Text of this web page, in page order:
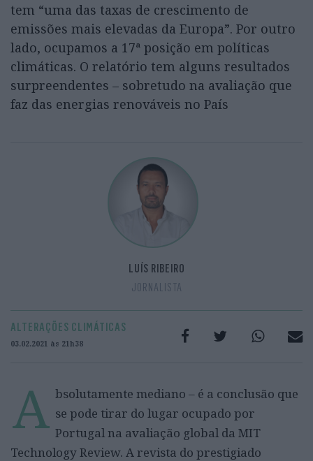
tem “uma das taxas de crescimento de
emissões mais elevadas da Europa”. Por outro
lado, ocupamos a 17ª posição em políticas
climáticas. O relatório tem alguns resultados
surpreendentes – sobretudo na avaliação que
faz das energias renováveis no País
LUÍS RIBEIRO
JORNALISTA
ALTERAÇÕES CLIMÁTICAS
03.02.2021 às 21h38
A bsolutamente mediano – é a conclusão que
se pode tirar do lugar ocupado por
Portugal na avaliação global da MIT
Technology Review. A revista do prestigiado